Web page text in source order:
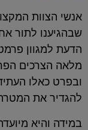
שבהגיענו לתור
הדעת למגוון
מלאה הצרכים
ובפרט כאלו
להגדיר את
במידה והיא